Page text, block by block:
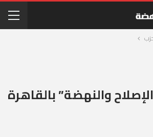
والنهضة” بالقاهرة